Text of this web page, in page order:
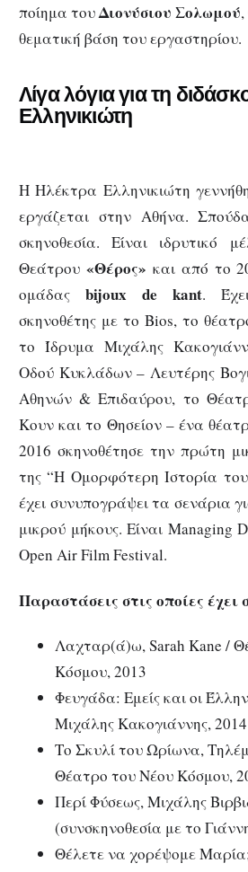
ποίημα τουΔιονύσιου Σολωμού
θεματική βάση του εργαστηρίου.
Λίγα λόγια για τη
Ελληνικιώτη
Η Ηλέκτρα Ελληνικιώτη
εργάζεται στην Αθήνα.
σκηνοθεσία. Είναι ιδρυτικό
Θεάτρου «Θέρος» και από το
ομάδας bijoux de kant.
σκηνοθέτης με το Bios, το
το Ίδρυμα Μιχάλης
Οδού Κυκλάδων – Λευτέρης
Αθηνών & Επιδαύρου, το
Κουν και το Θησείον – ένα
2016 σκηνοθέτησε την πρώτη
της “Η Ομορφότερη Ιστορία
έχει συνυπογράψει τα σενάρια
μικρού μήκους. Είναι Managing
Open Air Film Festival.
Παραστάσεις στις οποίες
Λαχταρ(ά)ω, Sarah Kane /
Κόσμου, 2013
Φευγάδα: Εμείς και οι
Μιχάλης Κακογιάννης, 2014
Το Σκυλί του Ωρίωνα,
Θέατρο του Νέου Κόσμου,
Περί Φύσεως, Μιχάλης
(συνσκηνοθεσία με το
Θέλετε να χορέψομε